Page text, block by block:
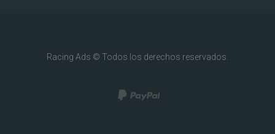
Racing Ads © Todos los derechos reservados.